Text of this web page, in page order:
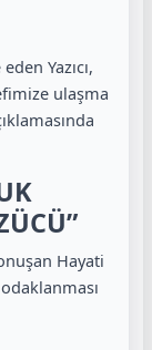
Yazıcı,
ulaşma
Hayati